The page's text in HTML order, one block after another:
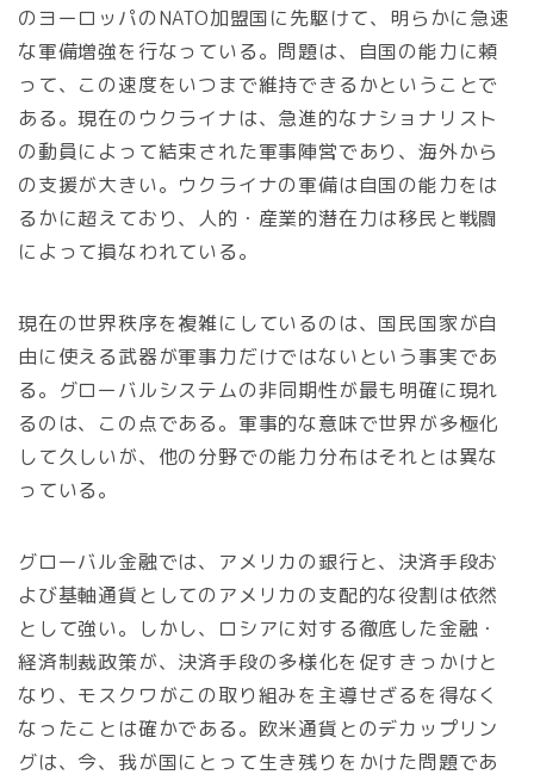
のヨーロッパのNATO加盟国に先駆けて、明らかに急速
な軍備増強を行なっている。問題は、自国の能力に頼
って、この速度をいつまで維持できるかということで
ある。現在のウクライナは、急進的なナショナリスト
の動員によって結束された軍事陣営であり、海外から
の支援が大きい。ウクライナの軍備は自国の能力をは
るかに超えており、人的・産業的潜在力は移民と戦闘
によって損なわれている。
現在の世界秩序を複雑にしているのは、国民国家が自
由に使える武器が軍事力だけではないという事実であ
る。グローバルシステムの非同期性が最も明確に現れ
るのは、この点である。軍事的な意味で世界が多極化
して久しいが、他の分野での能力分布はそれとは異な
っている。
グローバル金融では、アメリカの銀行と、決済手段お
よび基軸通貨としてのアメリカの支配的な役割は依然
として強い。しかし、ロシアに対する徹底した金融・
経済制裁政策が、決済手段の多様化を促すきっかけと
なり、モスクワがこの取り組みを主導せざるを得なく
なったことは確かである。欧米通貨とのデカップリン
グは、今、我が国にとって生き残りをかけた問題であ